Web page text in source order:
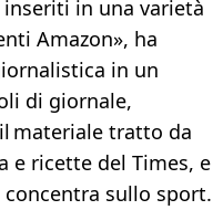
in una varietà
Amazon», ha
in un
di giornale,
materiale tratto da
e ricette del Times, e
sullo sport.